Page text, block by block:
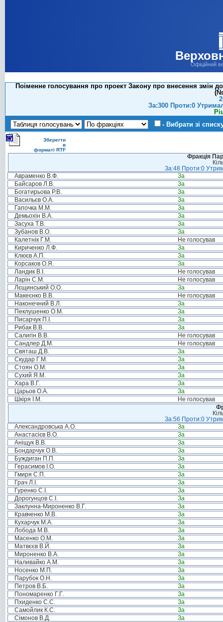
Офіційний
Поіменне голосування про проект Закону про внесення змін
За:300 Проти:0
- Вибрати зі
Зберегти
в
форматі RTF
Фракція
За:48 Проти:0
Авраменко В.Ф.
За
Байсаров Л.В.
За
Богатирьова Р.В.
За
Васильєв О.А.
За
Гапочка М.М.
За
Демьохін В.А.
За
Засуха Т.В.
За
Зубанов В.О.
За
Калетнік Г.М.
Не голосував
Кириченко Л.Ф.
За
Клюєв А.П.
За
Корсаков О.Я.
За
Ландик В.І.
Не голосував
Ларін С.М.
Не голосував
Лєщинський О.О.
За
Макеєнко В.В.
Не голосував
Наконечний В.Л.
За
Пеклушенко О.М.
За
Писарчук П.І.
За
Рибак В.В.
За
Салигін В.В.
Не голосував
Сандлер Д.М.
Не голосував
Святаш Д.В.
За
Скудар Г.М.
За
Стоян О.М.
За
Сухий Я.М.
За
Хара В.Г.
За
Царьов О.А.
За
Шкіря І.М.
Не голосував
За:56 Проти:0
Александровська А.О.
За
Анастасієв В.О.
За
Аніщук В.В.
За
Бондарчук О.В.
За
Буждиган П.П.
За
Герасимов І.О.
За
Гмиря С.П.
За
Грач Л.І.
За
Гуренко С.І.
За
Дорогунцов С.І.
За
Заклунна-Мироненко В.Г.
За
Кравченко М.В.
За
Кухарчук М.А.
За
Лобода М.В.
За
Масенко О.М.
За
Матвєєв В.Й.
За
Мироненко В.А.
За
Наливайко А.М.
За
Носенко М.П.
За
Парубок О.Н.
За
Петров В.Б.
За
Пономаренко Г.Г.
За
Пхиденко С.С.
За
Самойлик К.С.
За
Сімонов В.Д.
За